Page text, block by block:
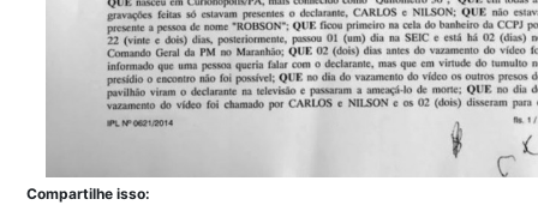
Compartilhe isso: